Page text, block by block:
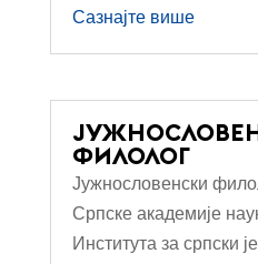
Сазнајте више
ФИЛОЛОГ
Јужнословенски
Српске академије
Института за српски